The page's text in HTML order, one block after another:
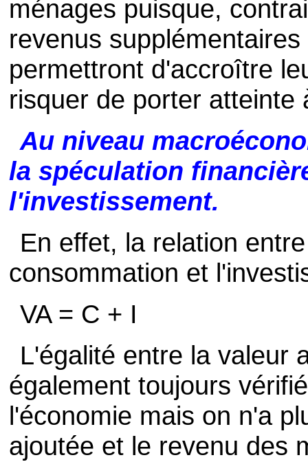
ménages puisque,
revenus
permettront d'accroître
risquer de porter atteinte
Au niveau
la spéculation
l'investissement.
En effet, la relation
consommation et
VA = C + I
L'égalité entre la valeur
également toujours
l'économie mais on n'a
ajoutée et le revenu des